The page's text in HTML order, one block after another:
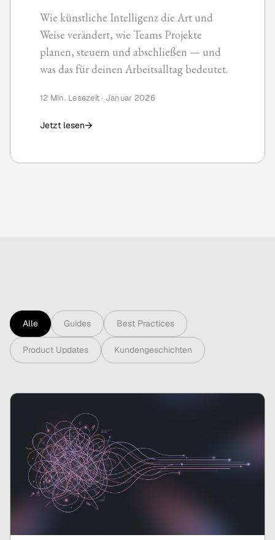
Wie künstliche Intelligenz die Art und
Weise verändert, wie Teams Projekte
planen, steuern und abschließen — und
was das für deinen Arbeitsalltag bedeutet.
12 Min. Lesezeit · Januar 2026
Jetzt lesen→
Alle Guides Best Practices
Product Updates Kundengeschichten